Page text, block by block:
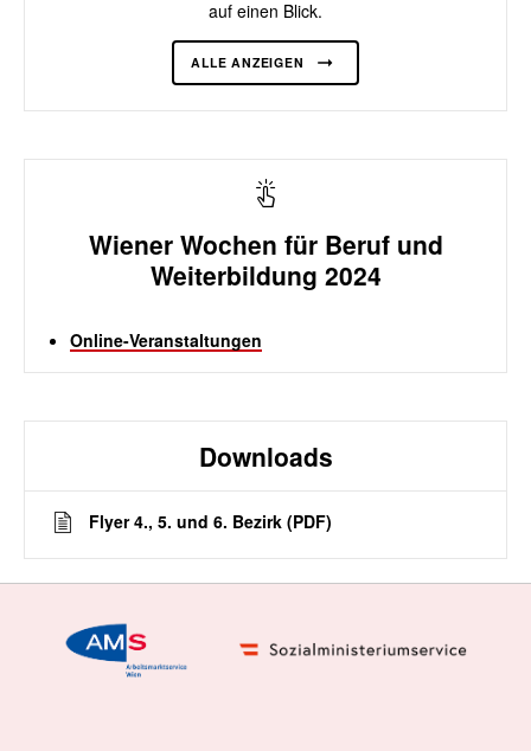
auf einen Blick.
ALLE ANZEIGEN
Wiener Wochen für Beruf und
Weiterbildung 2024
Online-Veranstaltungen
Downloads
Flyer 4., 5. und 6. Bezirk (PDF)